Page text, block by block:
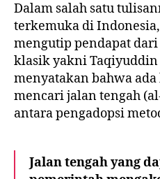
Dalam salah satu
terkemuka di
mengutip pendapat
klasik yakni Taqiyuddin
menyatakan bahwa
mencari jalan tengah
antara pengadopsi
Jalan tengah yang